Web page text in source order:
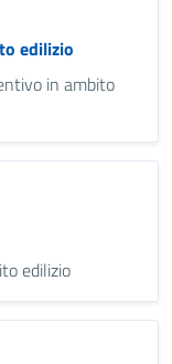
edilizio
in ambito
edilizio